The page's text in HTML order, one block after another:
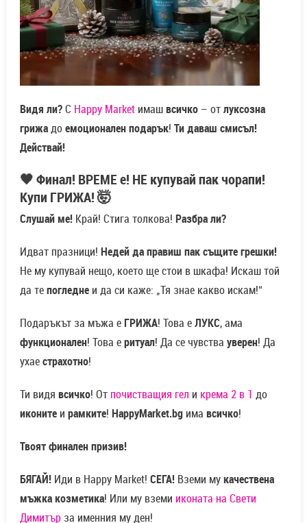
Видя ли?СHappy Marketимашвсичко– отлуксозна
грижадоемоционален подарък! Ти даваш смисъл!
Действай!
🖤 Финал! ВРЕМЕ е! НЕ купувай пак чорапи!
Купи ГРИЖА! 🤯
Слушай ме! Край! Стига толкова! Разбра ли?
Идват празници! Недей да правиш пак същите грешки!
Не му купувай нещо, което ще стои в шкафа! Искаш той
да тепогледнеи да си каже: „Тя знае какво искам!“
Подаръкът за мъжа еГРИЖА! Това еЛУКС, ама
функционален! Това еритуал! Да се чувства уверен! Да
ухаестрахотно!
Ти видя всичко! От почистващия гел и крема 2 в 1 до
иконитеи рамките! HappyMarket.bgима всичко!
Твоят финален призив!
БЯГАЙ! Иди в Happy Market! СЕГА! Вземи мукачествена
мъжка козметика! Или му вземи иконата на Свети
Димитърза именния му ден!